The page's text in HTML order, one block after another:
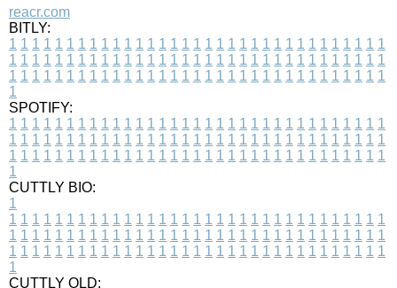
reacr.com
BITLY:
1 1 1 1 1 1 1 1 1 1 1 1 1 1 1 1 1 1 1 1 1 1 1 1 1 1 1 1 1 1 1 1 1
1 1 1 1 1 1 1 1 1 1 1 1 1 1 1 1 1 1 1 1 1 1 1 1 1 1 1 1 1 1 1 1 1
1 1 1 1 1 1 1 1 1 1 1 1 1 1 1 1 1 1 1 1 1 1 1 1 1 1 1 1 1 1 1 1 1
1
SPOTIFY:
1 1 1 1 1 1 1 1 1 1 1 1 1 1 1 1 1 1 1 1 1 1 1 1 1 1 1 1 1 1 1 1 1
1 1 1 1 1 1 1 1 1 1 1 1 1 1 1 1 1 1 1 1 1 1 1 1 1 1 1 1 1 1 1 1 1
1 1 1 1 1 1 1 1 1 1 1 1 1 1 1 1 1 1 1 1 1 1 1 1 1 1 1 1 1 1 1 1 1
1
CUTTLY BIO:
1
1 1 1 1 1 1 1 1 1 1 1 1 1 1 1 1 1 1 1 1 1 1 1 1 1 1 1 1 1 1 1 1 1
1 1 1 1 1 1 1 1 1 1 1 1 1 1 1 1 1 1 1 1 1 1 1 1 1 1 1 1 1 1 1 1 1
1 1 1 1 1 1 1 1 1 1 1 1 1 1 1 1 1 1 1 1 1 1 1 1 1 1 1 1 1 1 1 1 1
1
CUTTLY OLD: